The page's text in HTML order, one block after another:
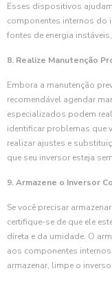
Esses dispositivos
componentes internos do
fontes de energia
8. Realize Manutenção
Embora a manutenção
recomendável agendar
especializados podem
identificar problemas que
realizar ajustes e
que seu inversor esteja
9. Armazene o Inversor
Se você precisar
certifique-se de que ele
direta e da umidade. O
aos componentes
armazenar, limpe o